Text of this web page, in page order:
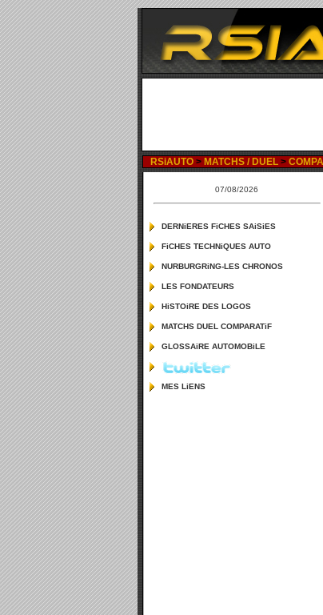
RSiAUTO > MATCHS / DUEL >
07/08/2026
DERNiERES FiCHES SAiSiES
FiCHES TECHNiQUES AUTO
NURBURGRiNG-LES CHRONOS
LES FONDATEURS
HiSTOiRE DES LOGOS
MATCHS DUEL COMPARATiF
GLOSSAiRE AUTOMOBiLE
MES LiENS